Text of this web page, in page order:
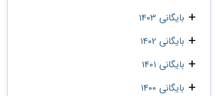
بایگانی 1403
بایگانی 1402
بایگانی 1401
بایگانی 1400